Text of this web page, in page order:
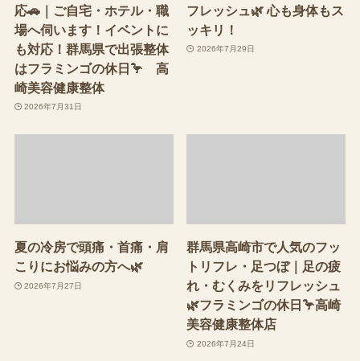
応🚗｜ご自宅・ホテル・職
場へ伺います！イベントに
も対応！群馬県で出張整体
はフラミンゴの休日🦩 高
崎美容健康整体
2026年7月31日
フレッシュ🌿 心も身体もス
ッキリ！
2026年7月29日
夏の冷房で頭痛・首痛・肩
こりにお悩みの方へ🌿
2026年7月27日
群馬県高崎市で人気のフッ
トリフレ・足つぼ｜足の疲
れ・むくみをリフレッシュ
🌿フラミンゴの休日🦩高崎
美容健康整体店
2026年7月24日